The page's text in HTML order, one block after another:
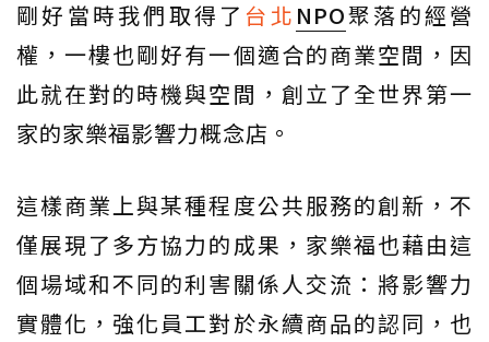
剛好當時我們取得了 台北 NPO聚落的經營
權，一樓也剛好有一個適合的商業空間，因
此就在對的時機與空間，創立了全世界第一
家的家樂福影響力概念店。
這樣商業上與某種程度公共服務的創新，不
僅展現了多方協力的成果，家樂福也藉由這
個場域和不同的利害關係人交流：將影響力
實體化，強化員工對於永續商品的認同，也